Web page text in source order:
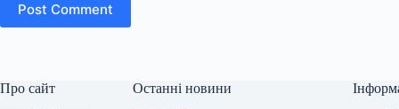
Post Comment
Про сайт Останні новини